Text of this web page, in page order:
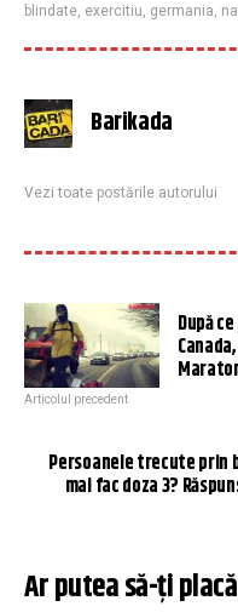
blindate, exercitiu, germania,
Barikada
Vezi toate postările autorului
După
Articolul precedent
Persoanele trecute prin
mai fac doza 3?
Ar putea să-ți placă